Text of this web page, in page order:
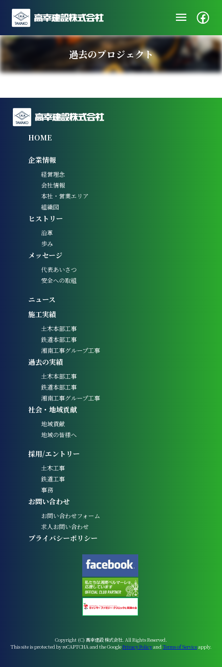
menu
企業情報
ニュース
社会・地域貢献
採用/エントリー
過去のプロジェクト
HOME
企業情報
経営理念
会社情報
本社・営業エリア
組織図
ヒストリー
沿革
歩み
メッセージ
代表あいさつ
安全への取組
ニュース
施工実績
土木本部工事
鉄道本部工事
湘南工事グループ工事
過去の実績
土木本部工事
鉄道本部工事
湘南工事グループ工事
社会・地域貢献
地域貢献
地域の皆様へ
採用/エントリー
土木工事
鉄道工事
事務
お問い合わせ
お問い合わせフォーム
求人お問い合わせ
プライバシーポリシー
Copyright (C) 高幸建設 株式会社. All Rights Reserved.
This site is protected by reCAPTCHA and the GooglePrivacy PolicyandTerms of Serviceapply.